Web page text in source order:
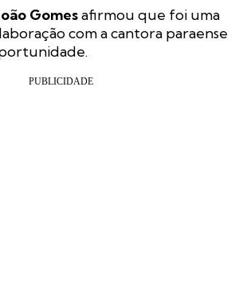
Gomesafirmou que foi uma
com a cantora paraense